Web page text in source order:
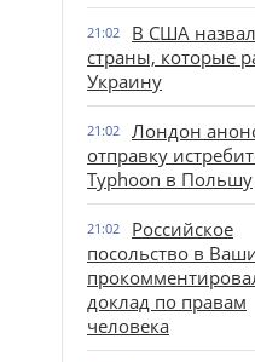
21:02
В США
страны, которые
Украину
21:02
Лондон
отправку
Typhoon в Польшу
21:02
Российское
посольство в
доклад по правам
человека